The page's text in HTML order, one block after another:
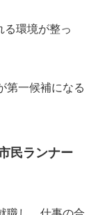
る環境が整っ
第一候補になる
民ランナー